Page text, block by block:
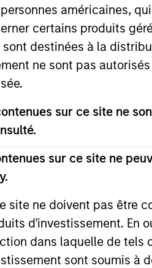
américaines,
certains produits
destinées à la
ne sont pas
sur ce site ne
sur ce site ne
site ne doivent pas être
d'investissement. En
dans laquelle de
sont soumis à
Equity Team